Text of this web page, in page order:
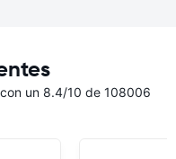
un 8.4/10 de 108006